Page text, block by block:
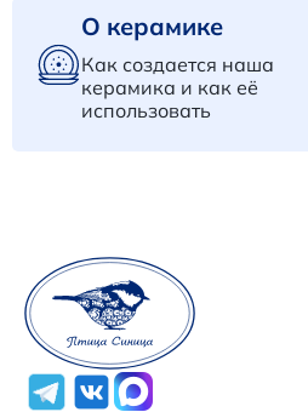
О керамике
Как создается наша
керамика и как её
использовать